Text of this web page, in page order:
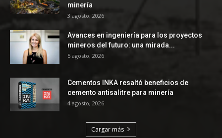
minería
3 agosto, 2026
Avances en ingeniería para los proyectos
mineros del futuro: una mirada...
5 agosto, 2026
Cementos INKA resaltó beneficios de
cemento antisalitre para minería
4 agosto, 2026
Cargar más